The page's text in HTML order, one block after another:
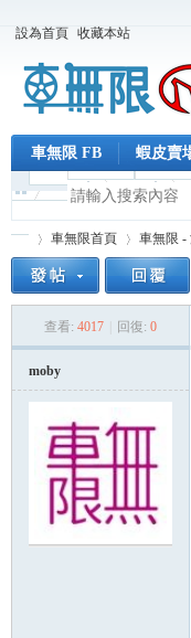
設為首頁 收藏本站
車無限 FB 蝦皮賣
車無限首頁
›
車無限 -
查看: 4017 回復: 0
moby